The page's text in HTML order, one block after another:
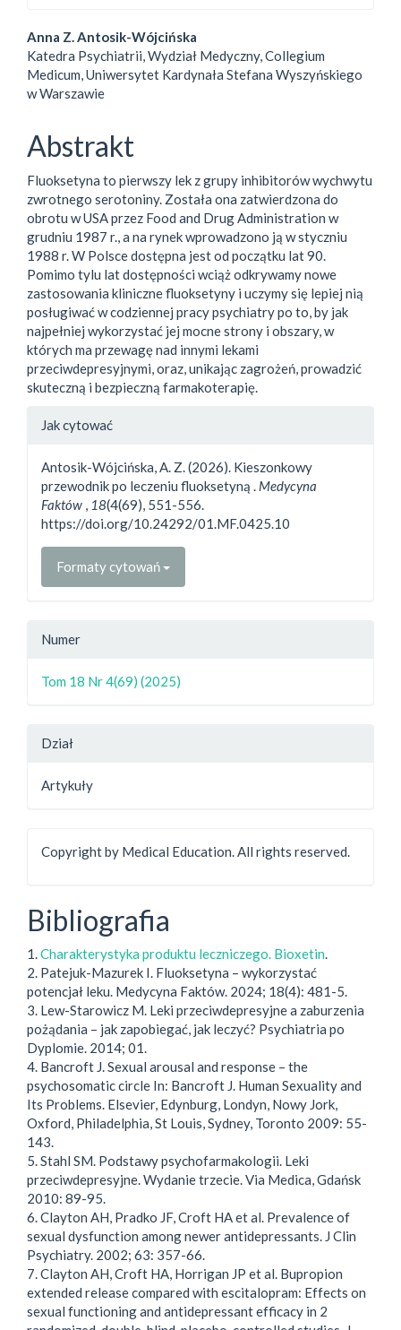
Anna Z. Antosik-Wójcińska
Katedra Psychiatrii, Wydział Medyczny, Collegium
Medicum, Uniwersytet Kardynała Stefana Wyszyńskiego
w Warszawie
Abstrakt
Fluoksetyna to pierwszy lek z grupy inhibitorów wychwytu
zwrotnego serotoniny. Została ona zatwierdzona do
obrotu w USA przez Food and Drug Administration w
grudniu 1987 r., a na rynek wprowadzono ją w styczniu
1988 r. W Polsce dostępna jest od początku lat 90.
Pomimo tylu lat dostępności wciąż odkrywamy nowe
zastosowania kliniczne fluoksetyny i uczymy się lepiej nią
posługiwać w codziennej pracy psychiatry po to, by jak
najpełniej wykorzystać jej mocne strony i obszary, w
których ma przewagę nad innymi lekami
przeciwdepresyjnymi, oraz, unikając zagrożeń, prowadzić
skuteczną i bezpieczną farmakoterapię.
Jak cytować
Antosik-Wójcińska, A. Z. (2026). Kieszonkowy
przewodnik po leczeniu fluoksetyną . Medycyna
Faktów , 18(4(69), 551-556.
https://doi.org/10.24292/01.MF.0425.10
Formaty cytowań
Numer
Tom 18 Nr 4(69) (2025)
Dział
Artykuły
Copyright by Medical Education. All rights reserved.
Bibliografia
1.Charakterystyka produktu leczniczego. Bioxetin.
2. Patejuk-Mazurek I. Fluoksetyna – wykorzystać
potencjał leku. Medycyna Faktów. 2024; 18(4): 481-5.
3. Lew-Starowicz M. Leki przeciwdepresyjne a zaburzenia
pożądania – jak zapobiegać, jak leczyć? Psychiatria po
Dyplomie. 2014; 01.
4. Bancroft J. Sexual arousal and response – the
psychosomatic circle In: Bancroft J. Human Sexuality and
Its Problems. Elsevier, Edynburg, Londyn, Nowy Jork,
Oxford, Philadelphia, St Louis, Sydney, Toronto 2009: 55-
143.
5. Stahl SM. Podstawy psychofarmakologii. Leki
przeciwdepresyjne. Wydanie trzecie. Via Medica, Gdańsk
2010: 89-95.
6. Clayton AH, Pradko JF, Croft HA et al. Prevalence of
sexual dysfunction among newer antidepressants. J Clin
Psychiatry. 2002; 63: 357-66.
7. Clayton AH, Croft HA, Horrigan JP et al. Bupropion
extended release compared with escitalopram: Effects on
sexual functioning and antidepressant efficacy in 2